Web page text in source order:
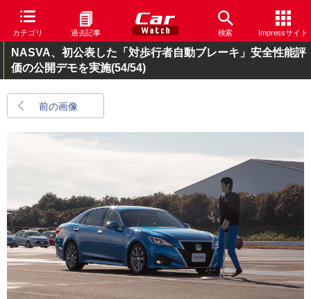
カテゴリ 過去記事 検索 Impressサイト
NASVA、初公表した「対歩行者自動ブレーキ」安全性能評
価の公開デモを実施(54/54)
前の画像